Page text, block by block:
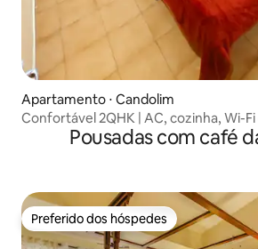
Apartamento ⋅ Candolim
Confortável 2QHK | AC, cozinha, Wi-
gratuitoPousadas com café
Preferido dos hóspedes
Preferido dos hóspedes